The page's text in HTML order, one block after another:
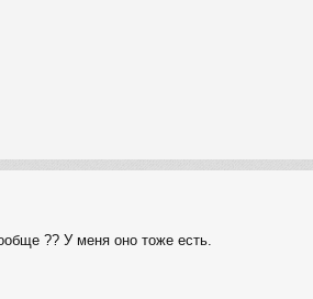
?? У меня оно тоже есть.